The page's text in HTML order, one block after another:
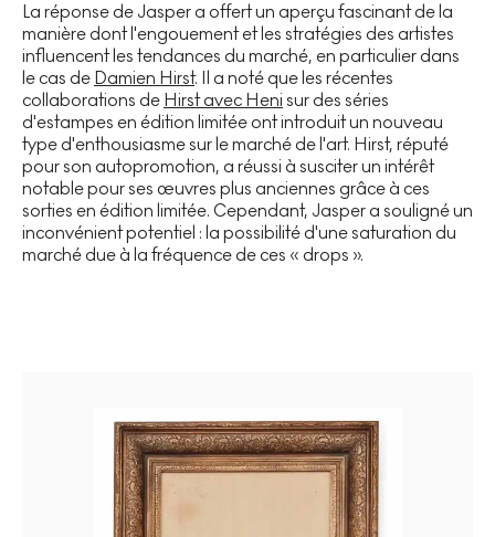
La réponse de Jasper a offert un aperçu fascinant de la
manière dont l'engouement et les stratégies des artistes
influencent les tendances du marché, en particulier dans
le cas de Damien Hirst. Il a noté que les récentes
collaborations de Hirst avec Heni sur des séries
d'estampes en édition limitée ont introduit un nouveau
type d'enthousiasme sur le marché de l'art. Hirst, réputé
pour son autopromotion, a réussi à susciter un intérêt
notable pour ses œuvres plus anciennes grâce à ces
sorties en édition limitée. Cependant, Jasper a souligné un
inconvénient potentiel : la possibilité d'une saturation du
marché due à la fréquence de ces « drops ».